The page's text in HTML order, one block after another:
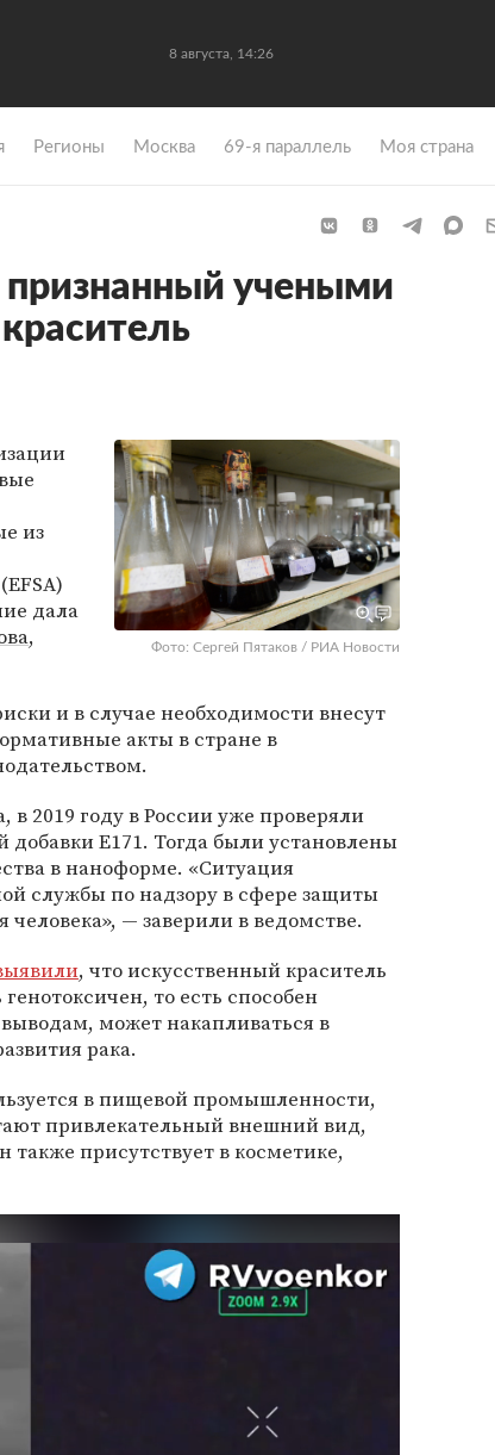
8 августа, 14:26
Регионы Москва 69-я параллель Моя страна
признанный учеными
Фото: Сергей Пятаков / РИА Новости
из
дала
,
и в случае необходимости внесут
акты в стране в
2019 году в России уже проверяли
Е171. Тогда были установлены
в наноформе. «Ситуация
службы по надзору в сфере защиты
— заверили в ведомстве.
, что искусственный краситель
то есть способен
может накапливаться в
рака.
в пищевой промышленности,
привлекательный внешний вид,
также присутствует в косметике,